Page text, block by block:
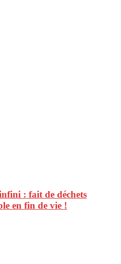
: fait de déchets
en fin de vie !